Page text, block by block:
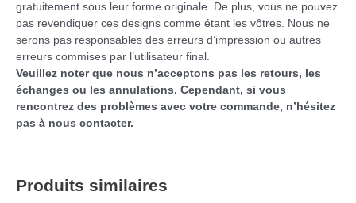
gratuitement sous leur forme originale. De plus, vous ne pouvez
pas revendiquer ces designs comme étant les vôtres. Nous ne
serons pas responsables des erreurs d’impression ou autres
erreurs commises par l’utilisateur final.
Veuillez noter que nous n’acceptons pas les retours, les
échanges ou les annulations. Cependant, si vous
rencontrez des problèmes avec votre commande, n’hésitez
pas à nous contacter.
Produits similaires